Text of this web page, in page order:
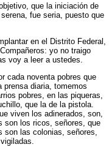
que la iniciación de
fue seria, puesto que
en el Distrito Federal,
yo no traigo
voy a leer a ustedes.
cada noventa pobres que
prensa diaria, tomemos
pobres, en las piqueras,
que la de la pistola.
viven los adinerados, son,
son los ricos, señores, que
son las colonias, señores,